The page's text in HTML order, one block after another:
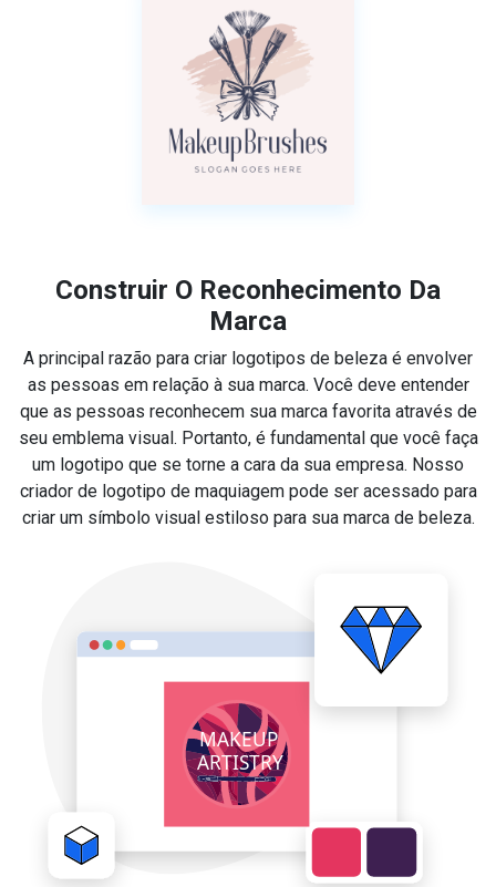
Construir O Reconhecimento Da
Marca
A principal razão para criar logotipos de beleza é envolver
as pessoas em relação à sua marca. Você deve entender
que as pessoas reconhecem sua marca favorita através de
seu emblema visual. Portanto, é fundamental que você faça
um logotipo que se torne a cara da sua empresa. Nosso
criador de logotipo de maquiagem pode ser acessado para
criar um símbolo visual estiloso para sua marca de beleza.